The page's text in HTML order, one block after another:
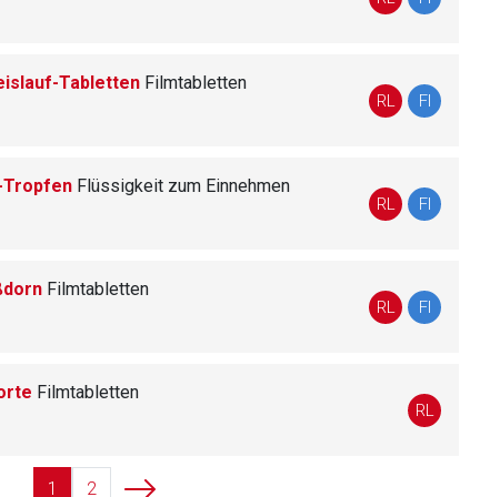
Tabletten Filmtabletten
RL FI
Flüssigkeit zum Einnehmen
RL FI
Filmtabletten
RL FI
Filmtabletten
RL
1 2
Zur Seite